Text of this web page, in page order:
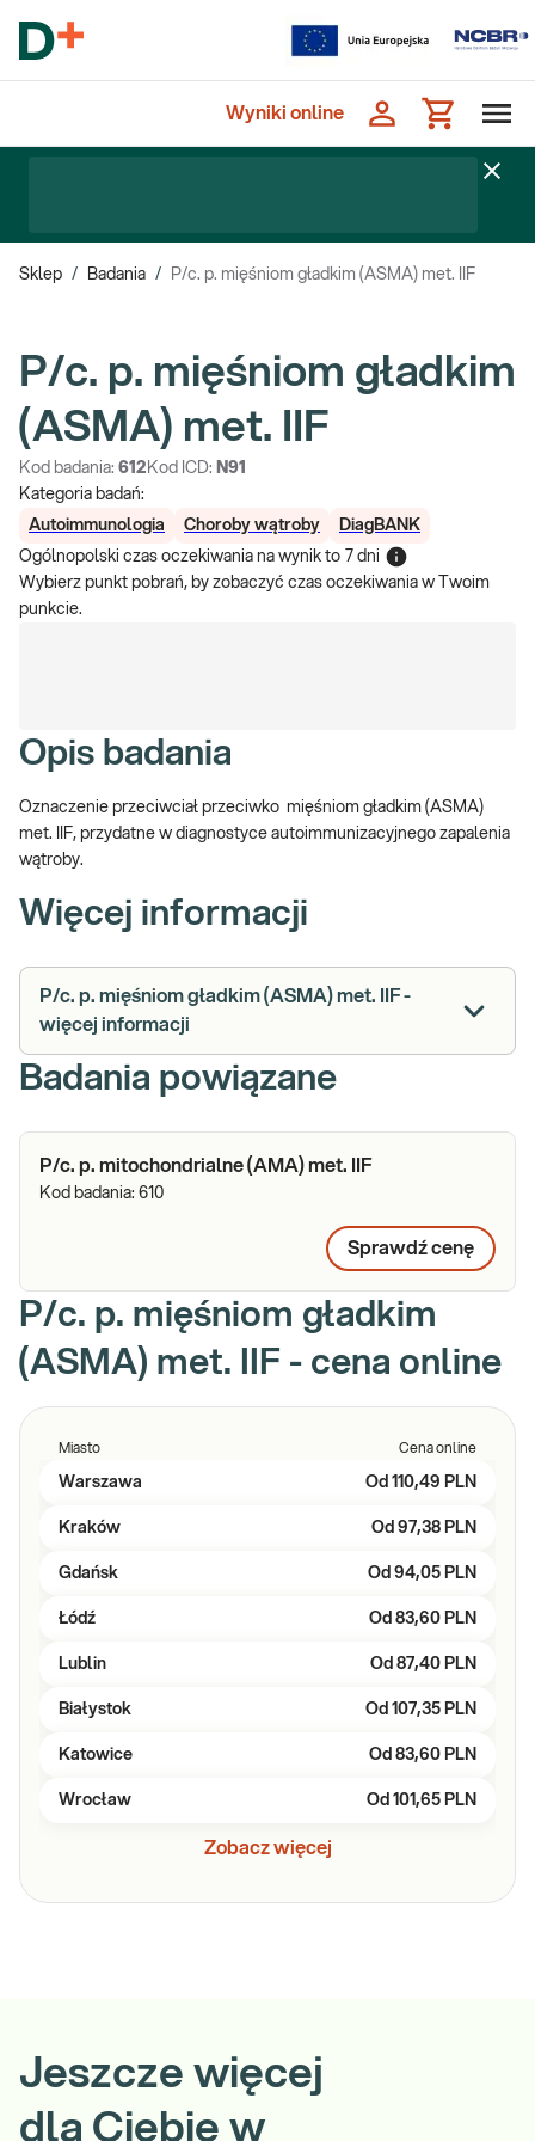
Wyniki online
Sklep / Badania / P/c. p. mięśniom gładkim (ASMA) met. IIF
P/c. p. mięśniom gładkim
(ASMA) met. IIF
Kod badania: 612 Kod ICD: N91
Kategoria badań:
Autoimmunologia
Choroby wątroby
DiagBANK
Ogólnopolski czas oczekiwania na wynik to 7 dni
Wybierz punkt pobrań, by zobaczyć czas oczekiwania w Twoim
punkcie.
Opis badania
Oznaczenie przeciwciał przeciwko mięśniom gładkim (ASMA)
met. IIF, przydatne w diagnostyce autoimmunizacyjnego zapalenia
wątroby.
Więcej informacji
P/c. p. mięśniom gładkim (ASMA) met. IIF -
więcej informacji
Badania powiązane
P/c. p. mitochondrialne (AMA) met. IIF
Kod badania: 610
Sprawdź cenę
P/c. p. mięśniom gładkim
(ASMA) met. IIF - cena online
Miasto Cena online
Warszawa Od 110,49 PLN
Kraków Od 97,38 PLN
Gdańsk Od 94,05 PLN
Łódź Od 83,60 PLN
Lublin Od 87,40 PLN
Białystok Od 107,35 PLN
Katowice Od 83,60 PLN
Wrocław Od 101,65 PLN
Zobacz więcej
Jeszcze więcej
dla Ciebie w